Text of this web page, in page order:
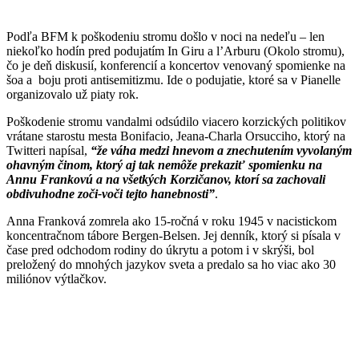
Podľa BFM k poškodeniu stromu došlo v noci na nedeľu – len
niekoľko hodín pred podujatím In Giru a l’Arburu (Okolo stromu),
čo je deň diskusií, konferencií a koncertov venovaný spomienke na
šoa a boju proti antisemitizmu. Ide o podujatie, ktoré sa v Pianelle
organizovalo už piaty rok.
Poškodenie stromu vandalmi odsúdilo viacero korzických politikov
vrátane starostu mesta Bonifacio, Jeana-Charla Orsucciho, ktorý na
Twitteri napísal, “že váha medzi hnevom a znechutením vyvolaným
ohavným činom, ktorý aj tak nemôže prekaziť spomienku na
Annu Frankovú a na všetkých Korzičanov, ktorí sa zachovali
obdivuhodne zoči-voči tejto hanebnosti”.
Anna Franková zomrela ako 15-ročná v roku 1945 v nacistickom
koncentračnom tábore Bergen-Belsen. Jej denník, ktorý si písala v
čase pred odchodom rodiny do úkrytu a potom i v skrýši, bol
preložený do mnohých jazykov sveta a predalo sa ho viac ako 30
miliónov výtlačkov.